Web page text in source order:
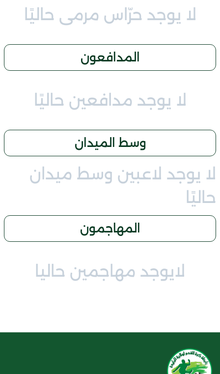
لا يوجد حرّاس مرمى حاليًا
المدافعون
لا يوجد مدافعين حاليًا
وسط الميدان
لا يوجد لاعبين وسط ميدان
حاليًا
المهاجمون
لايوجد مهاجمين حاليا